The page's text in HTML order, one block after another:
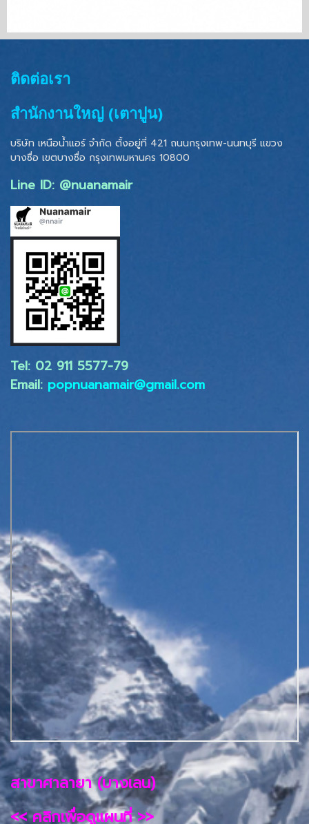
ติดต่อเรา
สำนักงานใหญ่ (เตาปูน)
บริษัท เหนือน้ำแอร์ จำกัด ตั้งอยู่ที่ 421 ถนนกรุงเทพ-นนทบุรี แขวง
บางซื่อ เขตบางซื่อ กรุงเทพมหานคร 10800
Line ID: @nuanamair
Tel: 02 ​911 5577-79
Email: popnuanamair@gmail.com
สาขาศาลายา (บางเลน)
<< คลิกเพื่อดูแผนที่ >>